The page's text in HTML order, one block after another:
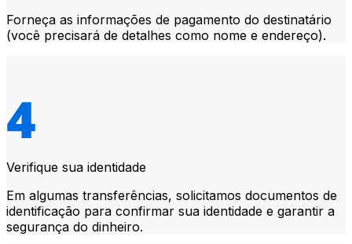
Forneça as informações de pagamento do destinatário
(você precisará de detalhes como nome e endereço).
Verifique sua identidade
Em algumas transferências, solicitamos documentos de
identificação para confirmar sua identidade e garantir a
segurança do dinheiro.